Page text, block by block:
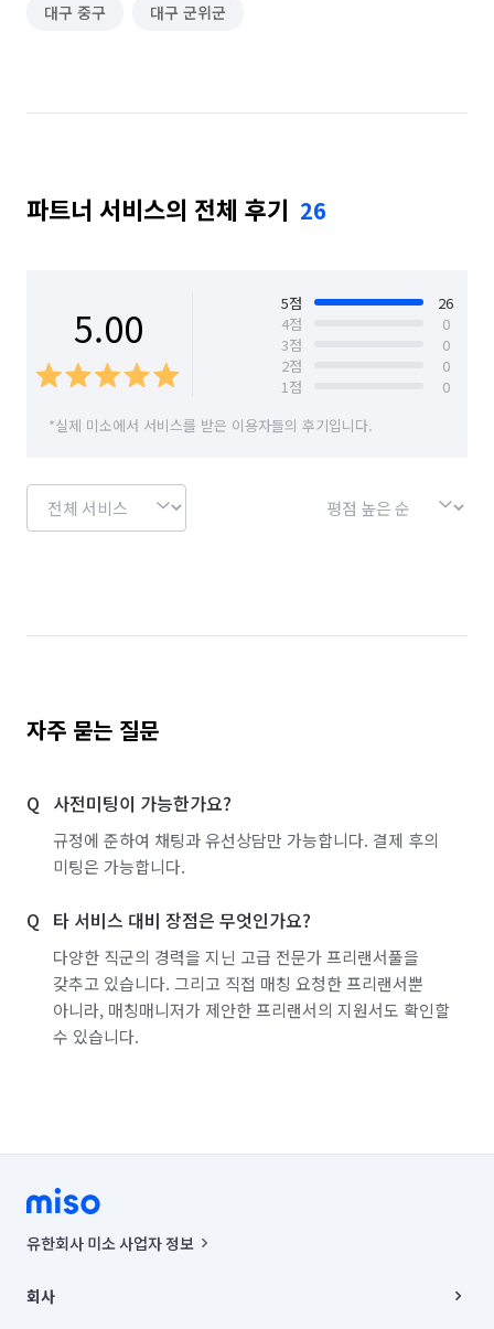
대구 중구 대구 군위군
파트너 서비스의 전체 후기 26
5.00 5점
26
4점
0
3점
0
2점
0
1점
0
*실제 미소에서 서비스를 받은 이용자들의 후기입니다.
자주 묻는 질문
사전미팅이 가능한가요?
규정에 준하여 채팅과 유선상담만 가능합니다. 결제 후의
미팅은 가능합니다.
타 서비스 대비 장점은 무엇인가요?
다양한 직군의 경력을 지닌 고급 전문가 프리랜서풀을
갖추고 있습니다. 그리고 직접 매칭 요청한 프리랜서뿐
아니라, 매칭매니저가 제안한 프리랜서의 지원서도 확인할
수 있습니다.
유한회사 미소 사업자 정보
00019 |
회사